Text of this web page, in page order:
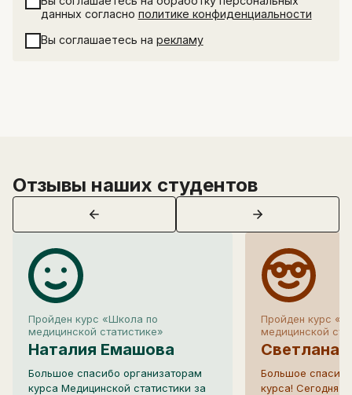
минимум 10 символов
Написать в Telegram-бот
данных согласно политике конфиденциальности
Вы соглашаетесь на рекламу
Отзывы наших студентов
Пройден курс «Школа по
медицинской статистике»
Наталия Емашова
Большое спасибо организаторам
курса Медицинской статистики за
Пройден курс
медицинской
Светлана
Большое
курса! Сегодня